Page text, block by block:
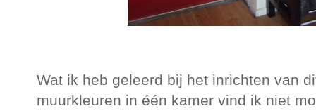
Wat ik heb geleerd bij het inrichten van
muurkleuren in één kamer vind ik niet